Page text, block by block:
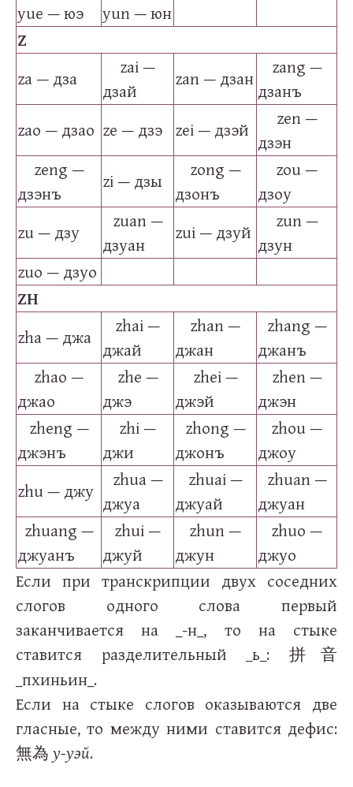
yue — юэ
yun — юн
Z
za — дза
zai —
дзай
zan — дзан
zang —
дзанъ
zao — дзао ze — дзэ zei — дзэй
zen —
дзэн
zeng —
дзэнъ
zi — дзы
zong —
дзонъ
zou —
дзоу
zu — дзу
zuan —
дзуан
zui — дзуй
zun —
дзун
zuo — дзуо
ZH
zha — джа
zhai —
джай
zhan —
джан
zhang —
джанъ
zhao —
джао
zhe —
джэ
zhei —
джэй
zhen —
джэн
zheng —
джэнъ
zhi —
джи
zhong —
джонъ
zhou —
джоу
zhu — джу
zhua —
джуа
zhuai —
джуай
zhuan —
джуан
zhuang —
джуанъ
zhui —
джуй
zhun —
джун
zhuo —
джуо
Если при транскрипции двух соседних
слогов одного слова первый
заканчивается на _-н_, то на стыке
ставится разделительный _ь_:
拼音
_пхиньин_.
Если на стыке слогов оказываются две
гласные, то между ними ставится дефис:
無為 у-уэй.